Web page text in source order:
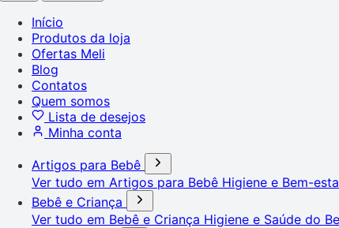
Início
Produtos da loja
Ofertas Meli
Blog
Contatos
Quem somos
Lista de desejos
Minha conta
Artigos para Bebê
Ver tudo em Artigos para Bebê Higiene e Bem-
Bebê e Criança
Ver tudo em Bebê e Criança Higiene e Saúde do